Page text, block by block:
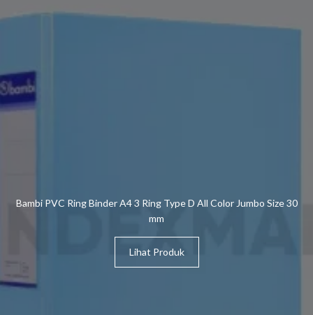
Bambi PVC Ring Binder A4 3 Ring Type D All Color Jumbo Size 30
mm
Lihat Produk